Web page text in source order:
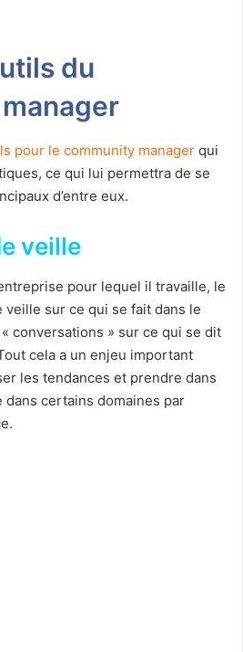
du
pour le community manager qui
ce qui lui permettra de se
d’entre eux.
veille
pour lequel il travaille, le
veille sur ce qui se fait dans le
conversations » sur ce qui se dit
cela a un enjeu important
les tendances et prendre dans
dans certains domaines par